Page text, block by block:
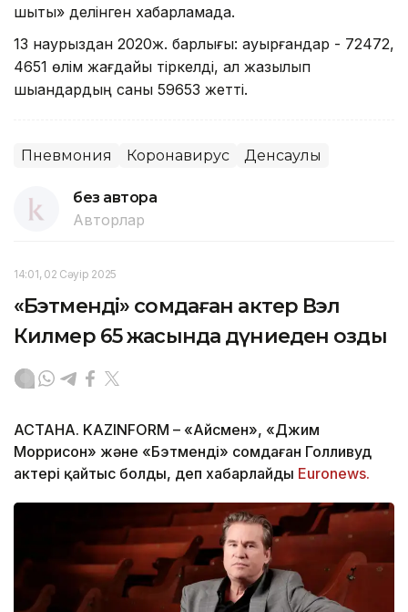
шықты» делінген хабарламада.
13 наурыздан 2020ж. барлығы: ауырғандар - 72472,
4651 өлім жағдайы тіркелді, ал жазылып
шыққандардың саны 59653 жетті.
Пневмония Коронавирус Денсаулық
без автора
Авторлар
14:01, 02 Сәуір 2025
«Бэтменді» сомдаған актер Вэл
Килмер 65 жасында дүниеден озды
АСТАНА. KAZINFORM – «Айсмен», «Джим
Моррисон» және «Бэтменді» сомдаған Голливуд
актері қайтыс болды, деп хабарлайды Еuronews.